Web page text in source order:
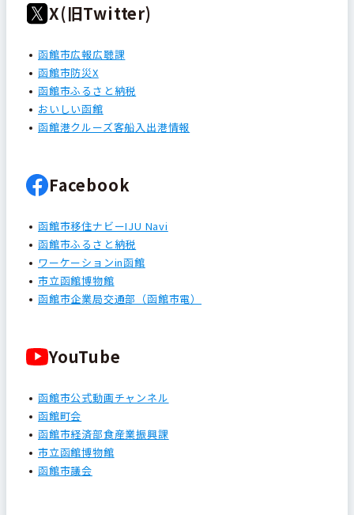
X(旧Twitter)
函館市広報広聴課
函館市防災X
函館市ふるさと納税
おいしい函館
函館港クルーズ客船入出港情報
Facebook
函館市移住ナビーIJU Navi
函館市ふるさと納税
ワーケーションin函館
市立函館博物館
函館市企業局交通部（函館市電）
YouTube
函館市公式動画チャンネル
函館町会
函館市経済部食産業振興課
市立函館博物館
函館市議会